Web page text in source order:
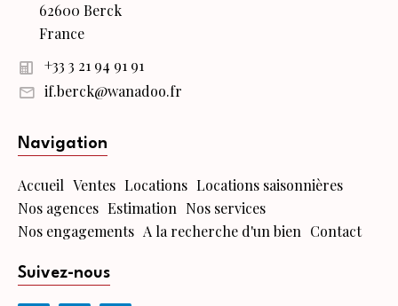
62600 Berck
France
+33 3 21 94 91 91
if.berck@wanadoo.fr
Navigation
Accueil Ventes Locations Locations saisonnières
Nos agences Estimation Nos services
Nos engagements A la recherche d'un bien Contact
Suivez-nous